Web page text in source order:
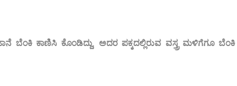
ಕಾಣಿಸಿ ಕೊಂಡಿದ್ದು, ಅದರ ಪಕ್ಕದಲ್ಲಿರುವ ವಸ್ತ್ರ ಮಳಿಗೆಗೂ ಬೆಂಕಿ